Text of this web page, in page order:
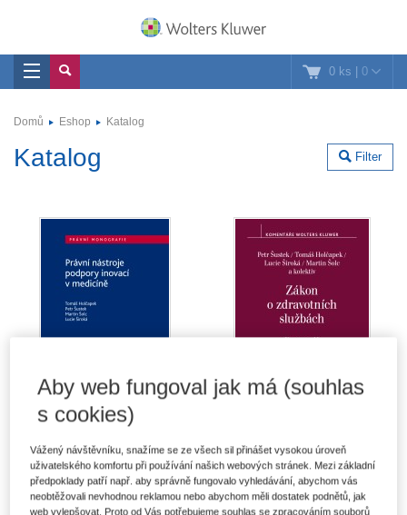
0 ks | 0
Domů Eshop Katalog
Filter
Katalog
Právní nástroje podpory inovací
224 Kč 1 388 Kč
Aby web fungoval jak má (souhlas
s cookies)
Vážený návštěvníku, snažíme se ze všech sil přinášet vysokou úroveň
uživatelského komfortu při používání našich webových stránek. Mezi základní
předpoklady patří např. aby správně fungovalo vyhledávání, abychom vás
neobtěžovali nevhodnou reklamou nebo abychom měli dostatek podnětů, jak
web vylepšovat. Proto od Vás potřebujeme souhlas se zpracováním souborů